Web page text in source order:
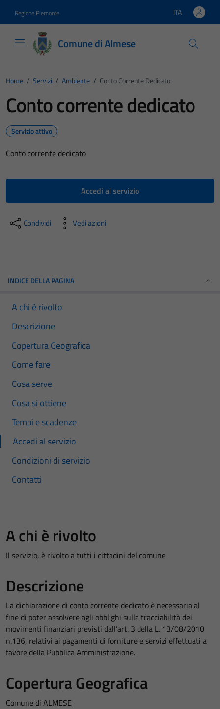
Regione Piemonte Lingua attiva:
ITA
Comune di Almese
Home / Servizi / Ambiente / Conto Corrente Dedicato
Conto corrente dedicato
Servizio attivo
Conto corrente dedicato
Accedi al servizio
Condividi Vedi azioni
INDICE DELLA PAGINA
A chi è rivolto
Descrizione
Copertura Geografica
Come fare
Cosa serve
Cosa si ottiene
Tempi e scadenze
Accedi al servizio
Condizioni di servizio
Contatti
A chi è rivolto
Il servizio, è rivolto a tutti i cittadini del comune
Descrizione
La dichiarazione di conto corrente dedicato è necessaria al
fine di poter assolvere agli obblighi sulla tracciabilità dei
movimenti finanziari previsti dall’art. 3 della L. 13/08/2010
n.136, relativi ai pagamenti di forniture e servizi effettuati a
favore della Pubblica Amministrazione.
Copertura Geografica
Comune di ALMESE